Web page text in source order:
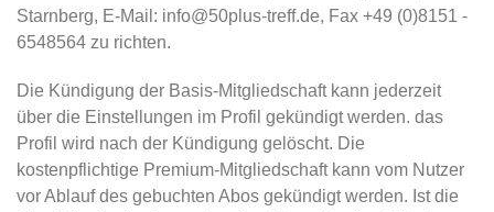
Starnberg, E-Mail: info@50plus-treff.de, Fax +49 (0)8151 -
6548564 zu richten.
Die Kündigung der Basis-Mitgliedschaft kann jederzeit
über die Einstellungen im Profil gekündigt werden. das
Profil wird nach der Kündigung gelöscht. Die
kostenpflichtige Premium-Mitgliedschaft kann vom Nutzer
vor Ablauf des gebuchten Abos gekündigt werden. Ist die